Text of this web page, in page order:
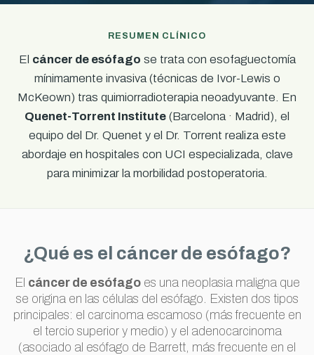
RESUMEN CLÍNICO
El cáncer de esófago se trata con esofaguectomía
mínimamente invasiva (técnicas de Ivor-Lewis o
McKeown) tras quimiorradioterapia neoadyuvante. En
Quenet-Torrent Institute (Barcelona · Madrid), el
equipo del Dr. Quenet y el Dr. Torrent realiza este
abordaje en hospitales con UCI especializada, clave
para minimizar la morbilidad postoperatoria.
¿Qué es el cáncer de esófago?
El cáncer de esófagoes una neoplasia maligna que
se origina en las células del esófago. Existen dos tipos
principales: el carcinoma escamoso (más frecuente en
el tercio superior y medio) y el adenocarcinoma
(asociado al esófago de Barrett, más frecuente en el